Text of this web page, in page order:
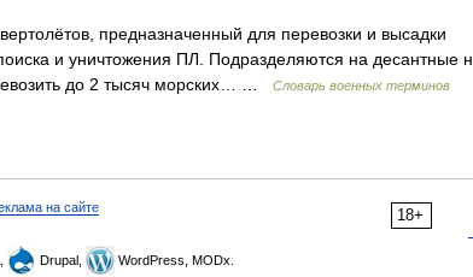
предназначенный для перевозки и высадки
и уничтожения ПЛ. Подразделяются на десантные н
до 2 тысяч морских… …
Словарь военных терминов
18+
на сайте
Drupal, WordPress, MODx.